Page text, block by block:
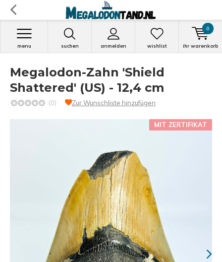
suchen anmelden
menu wishlist ihr warenkorb
0
Megalodon-Zahn 'Shield
Shattered' (US) - 12,4 cm
(0) Zur Wunschliste hinzufügen
MIT ZERTIFIKAT